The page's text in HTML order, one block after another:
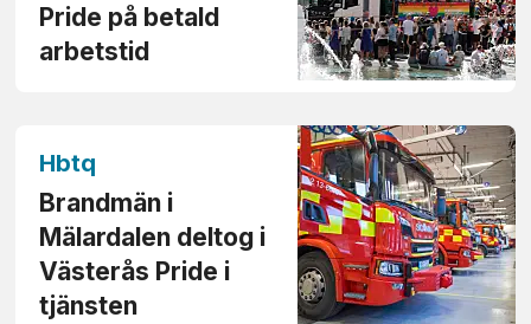
Pride på betald
arbetstid
Hbtq
Brandmän i
Mälardalen deltog i
Västerås Pride i
tjänsten